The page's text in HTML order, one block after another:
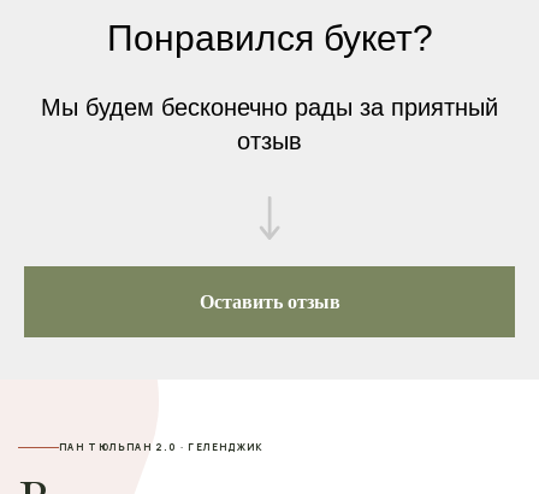
Понравился букет?
Мы будем бесконечно рады за приятный
отзыв
Оставить отзыв
ПАН ТЮЛЬПАН 2.0 · ГЕЛЕНДЖИК